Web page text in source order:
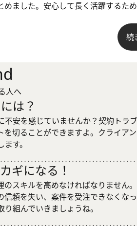
めました。安心して長く活躍するた
続
人へ
は？
不安を感じていませんか？契約トラ
を切ることができますよ。クライア
す。
ギになる！
スキルを高めなければなりません
頼を失い、案件を受注できなくな
組んでいきましょうね。